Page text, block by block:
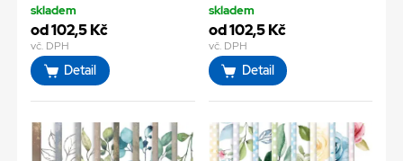
skladem
od 102,5 Kč
vč. DPH
Detail
skladem
od 102,5 Kč
vč. DPH
Detail